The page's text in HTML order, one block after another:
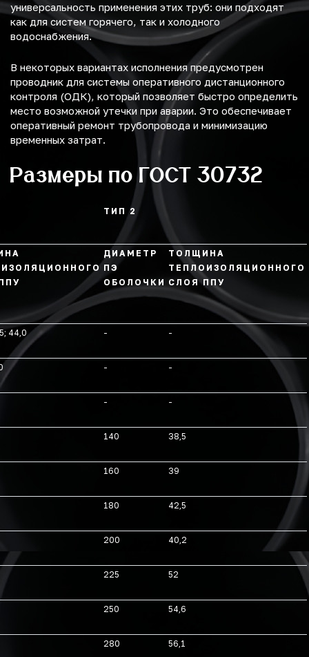
универсальность применения этих труб: они подходят
как для систем горячего, так и холодного
водоснабжения.
В некоторых вариантах исполнения предусмотрен
проводник для системы оперативного дистанционного
контроля (ОДК), который позволяет быстро определить
место возможной утечки при аварии. Это обеспечивает
оперативный ремонт трубопровода и минимизацию
временных затрат.
Размеры по ГОСТ 30732
ТИП 2
ДИАМЕТР
ПЭ
ОБОЛОЧКИ
ТОЛЩИНА
ТЕПЛОИЗОЛЯЦИОННОГО
СЛОЯ ППУ
44,0 - -
- -
- -
140 38,5
160 39
180 42,5
200 40,2
225 52
250 54,6
280 56,1